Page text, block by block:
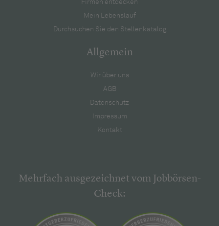
Firmen entdecken
Mein Lebenslauf
Durchsuchen Sie den Stellenkatalog
Allgemein
Wir über uns
AGB
Datenschutz
Impressum
Kontakt
Mehrfach ausgezeichnet vom Jobbörsen-
Check: